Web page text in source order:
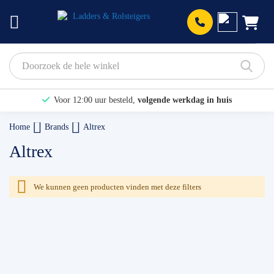
Voor 12:00 uur besteld, volgende werkdag in huis
Bekijk hier onze Actiepagina
Home Brands Altrex
Altrex
We kunnen geen producten vinden met deze filters